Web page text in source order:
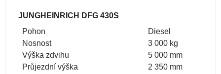
JUNGHEINRICH DFG 430S
Pohon
Diesel
Nosnost
3 000 kg
Výška zdvihu
5 000 mm
Průjezdní výška
2 350 mm